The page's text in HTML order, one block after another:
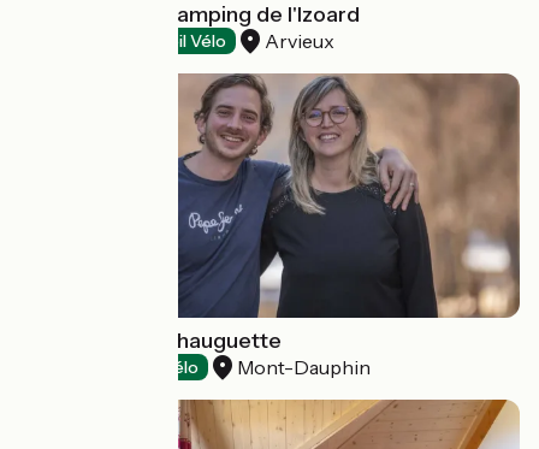
"Glamping" au camping de l'Izoard
Accueil Vélo Arvieux
Auberge de l'Echauguette
Accueil Vélo Mont-Dauphin